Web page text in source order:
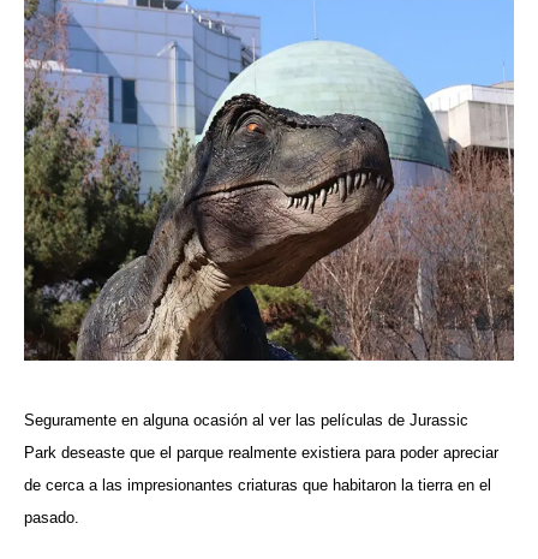
Seguramente en alguna ocasión al ver las películas de Jurassic
Park deseaste que el parque realmente existiera para poder apreciar
de cerca a las impresionantes criaturas que habitaron la tierra en el
pasado.